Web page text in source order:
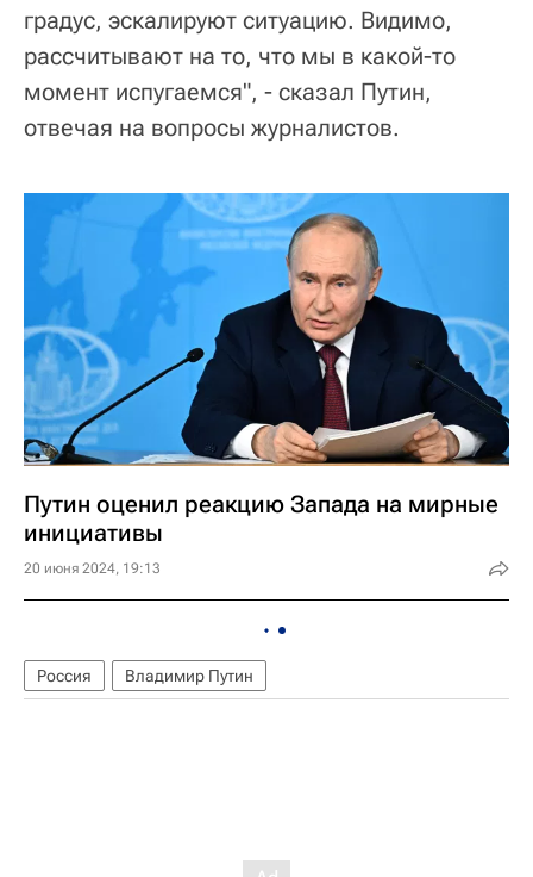
градус, эскалируют ситуацию. Видимо,
рассчитывают на то, что мы в какой-то
момент испугаемся", - сказал Путин,
отвечая на вопросы журналистов.
Путин оценил реакцию Запада на мирные
инициативы
20 июня 2024, 19:13
Россия Владимир Путин